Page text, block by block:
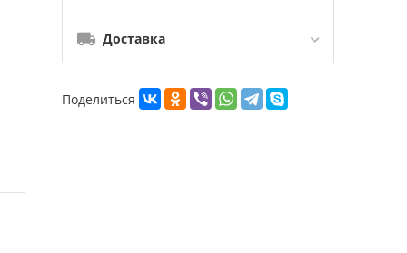
Доставка
Поделиться